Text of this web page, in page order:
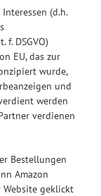
(d.h.
f. DSGVO)
EU, das zur
wurde,
und
werden
verdienen
Bestellungen
Amazon
Website geklickt